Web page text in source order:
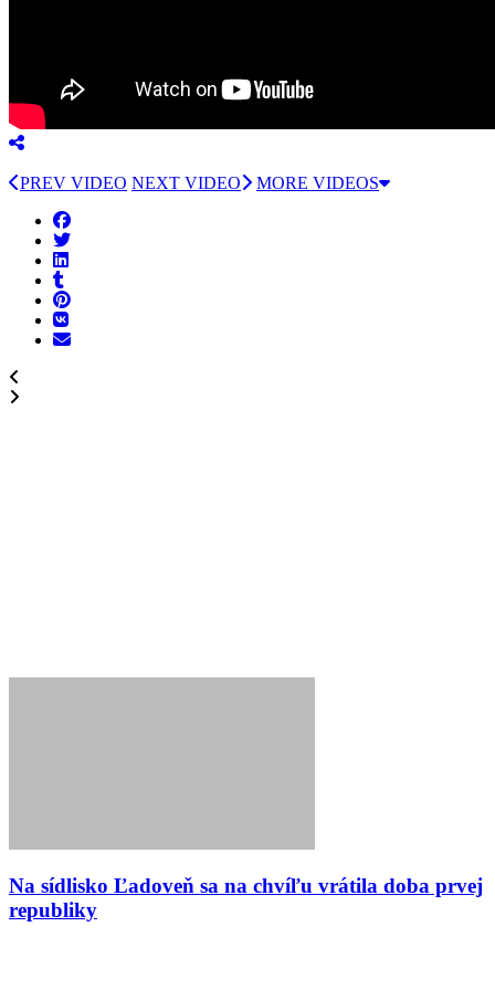
PREV VIDEO NEXT VIDEO MORE VIDEOS
Na sídlisko Ľadoveň sa na chvíľu vrátila doba prvej
republiky